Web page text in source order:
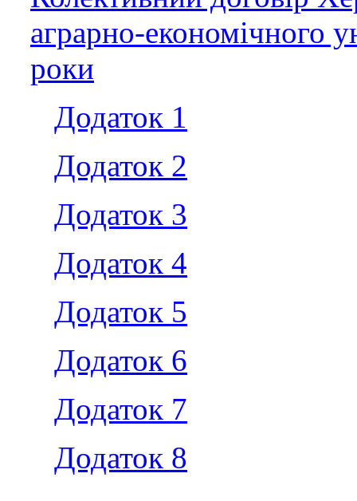
аграрно-економічного
роки
Додаток 1
Додаток 2
Додаток 3
Додаток 4
Додаток 5
Додаток 6
Додаток 7
Додаток 8